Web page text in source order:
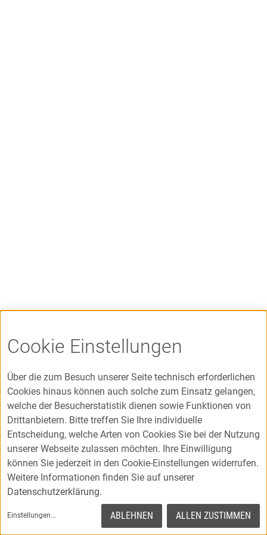
Cookie Einstellungen
Über die zum Besuch unserer Seite technisch erforderlichen
Cookies hinaus können auch solche zum Einsatz gelangen,
welche der Besucherstatistik dienen sowie Funktionen von
Drittanbietern. Bitte treffen Sie Ihre individuelle
Entscheidung, welche Arten von Cookies Sie bei der Nutzung
unserer Webseite zulassen möchten. Ihre Einwilligung
können Sie jederzeit in den Cookie-Einstellungen widerrufen.
Weitere Informationen finden Sie auf unserer
Datenschutzerklärung.
Einstellungen... ABLEHNEN ALLEN ZUSTIMMEN